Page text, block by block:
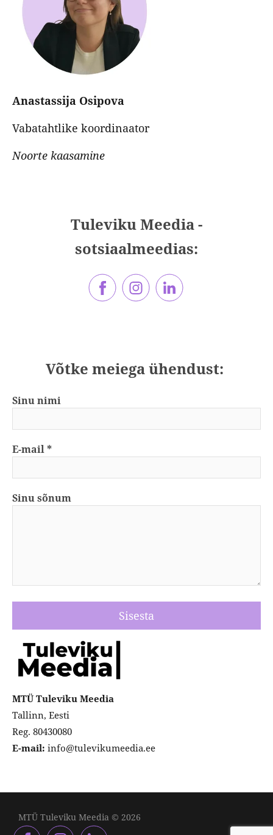
Anastassija Osipova
Vabatahtlike koordinaator
Noorte kaasamine
Tuleviku Meedia -
sotsiaalmeedias:
Võtke meiega ühendust:
Sinu nimi
E-mail
Sinu sõnum
MTÜ Tuleviku Meedia
Tallinn, Eesti
Reg. 80430080
E-mail: info@tulevikumeedia.ee
MTÜ Tuleviku Meedia © 2026